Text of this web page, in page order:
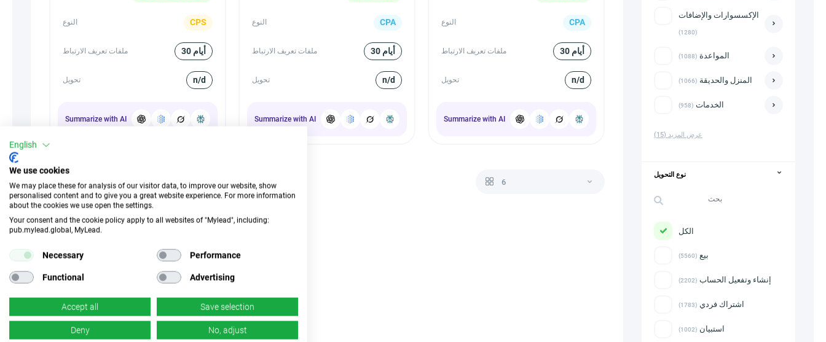
النوع CPS
ملفات تعريف الارتباط 30 أيام
تحويل n/d
Summarize with AI
النوع CPA
ملفات تعريف الارتباط 30 أيام
تحويل n/d
Summarize with AI
النوع CPA
ملفات تعريف الارتباط 30 أيام
تحويل n/d
Summarize with AI
z 8 6
الإكسسوارات والإضافات
(1280)
المواعدة (1088)
المنزل والحديقة (1066)
الخدمات (958)
عرض المزيد (15)
نوع التحويل
الكل
بيع (5560)
إنشاء وتفعيل الحساب (2202)
اشتراك فردي (1783)
استبيان (1002)
English
We use cookies
We may place these for analysis of our visitor data, to improve our website, show
personalised content and to give you a great website experience. For more information
about the cookies we use open the settings.
Your consent and the cookie policy apply to all websites of "Mylead", including:
pub.mylead.global, MyLead.
Necessary Performance
Functional Advertising
Accept all Save selection
Deny No, adjust